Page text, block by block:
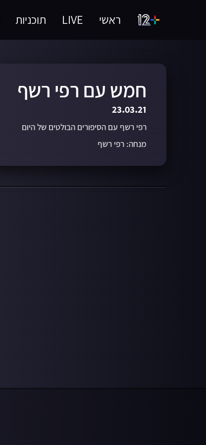
ראשי LIVE תוכניות
חמש עם רפי רשף
23.03.21
רפי רשף עם הסיפורים הבולטים של היום
מנחה: רפי רשף